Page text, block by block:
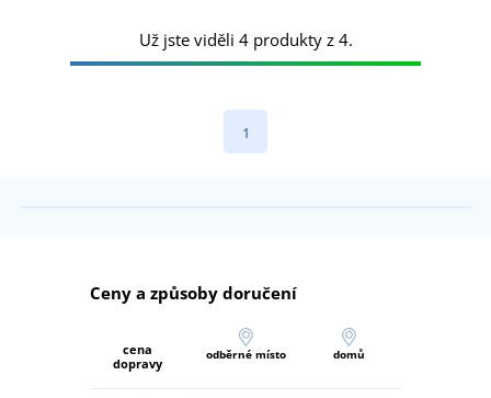
Už jste viděli 4 produkty z 4.
1
Ceny a způsoby doručení
cena
dopravy
odběrné místo domů